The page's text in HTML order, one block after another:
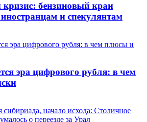
бензиновый кран
и спекулянтам
эра цифрового рубля: в чем